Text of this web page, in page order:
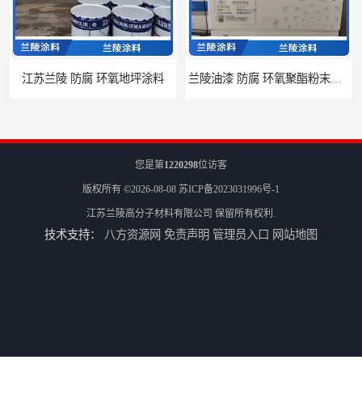
江苏兰陵 防腐 环氧地坪涂料
您是第1220298位访客
版权所有 ©2026-08-08 苏ICP备2023031996号-1
江苏兰陵高分子材料有限公司 保留所有权利.
技术支持： 八方资源网 免责声明 管理员入口 网站地图